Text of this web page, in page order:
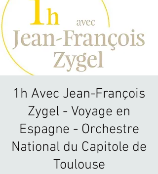
1h Avec Jean-François
Zygel - Voyage en
Espagne - Orchestre
National du Capitole de
Toulouse